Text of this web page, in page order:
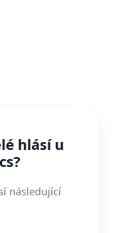
hlásí u
následující